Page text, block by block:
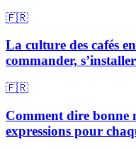
🇫🇷
La culture des cafés
commander,
🇫🇷
Comment dire bonne
expressions pour